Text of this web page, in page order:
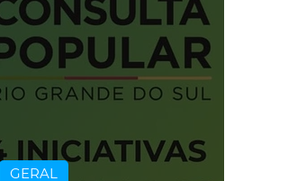
GERAL